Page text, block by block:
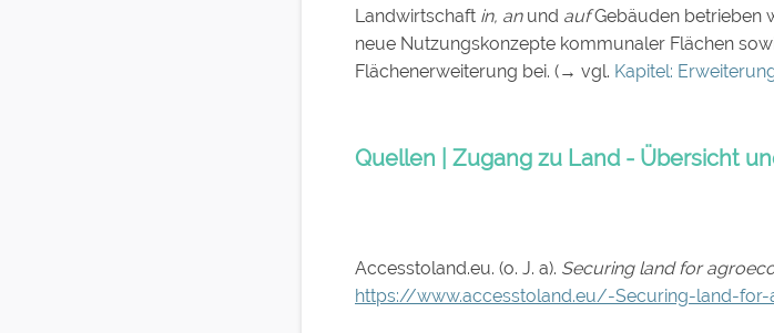
Landwirtschaft in, an und aufGebäuden betrieben
neue Nutzungskonzepte kommunaler Flächen
Flächenerweiterung bei. (→ vgl. Kapitel:
Quellen | Zugang zu Land - Übersicht
Accesstoland.eu. (o. J. a). Securing land for
https://www.accesstoland.eu/-Securing-land-